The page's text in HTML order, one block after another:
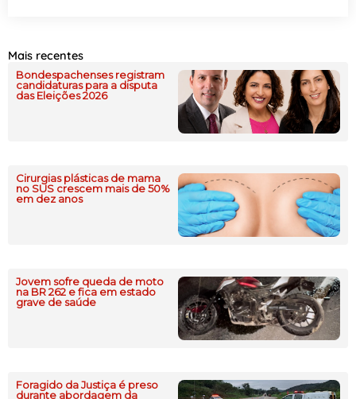
Mais recentes
Bondespachenses registram
candidaturas para a disputa
das Eleições 2026
Cirurgias plásticas de mama
no SUS crescem mais de 50%
em dez anos
Jovem sofre queda de moto
na BR 262 e fica em estado
grave de saúde
Foragido da Justiça é preso
durante abordagem da